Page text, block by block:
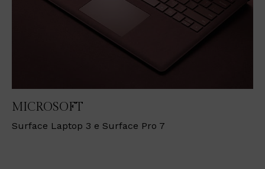
MICROSOFT
Surface Laptop 3 e Surface Pro 7